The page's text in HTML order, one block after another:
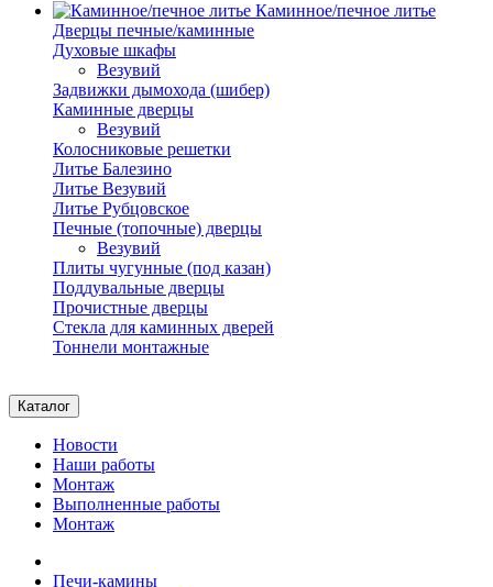
Каминное/печное литье
Дверцы печные/каминные
Духовые шкафы
Везувий
Задвижки дымохода (шибер)
Каминные дверцы
Везувий
Колосниковые решетки
Литье Балезино
Литье Везувий
Литье Рубцовское
Печные (топочные) дверцы
Везувий
Плиты чугунные (под казан)
Поддувальные дверцы
Прочистные дверцы
Стекла для каминных дверей
Тоннели монтажные
Каталог
Новости
Наши работы
Монтаж
Выполненные работы
Монтаж
Печи-камины